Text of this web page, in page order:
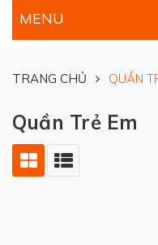
MENU
TRANG CHỦ QUẦN
Quần Trẻ Em